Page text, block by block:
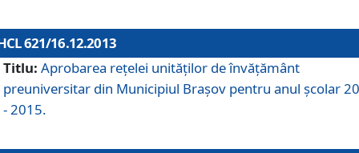
621/16.12.2013
Titlu: Aprobarea reţelei unităţilor de învăţământ
preuniversitar din Municipiul Braşov pentru anul şcolar
- 2015.